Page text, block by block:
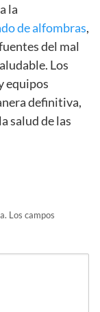
la
de alfombras,
del mal
Los
equipos
definitiva,
salud de las
Los campos